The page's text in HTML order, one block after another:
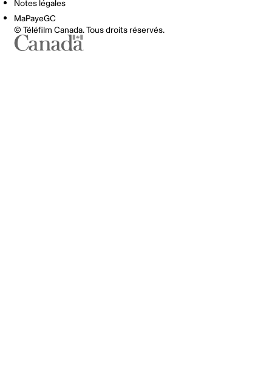
Notes légales
MaPayeGC
© Téléfilm Canada. Tous droits réservés.